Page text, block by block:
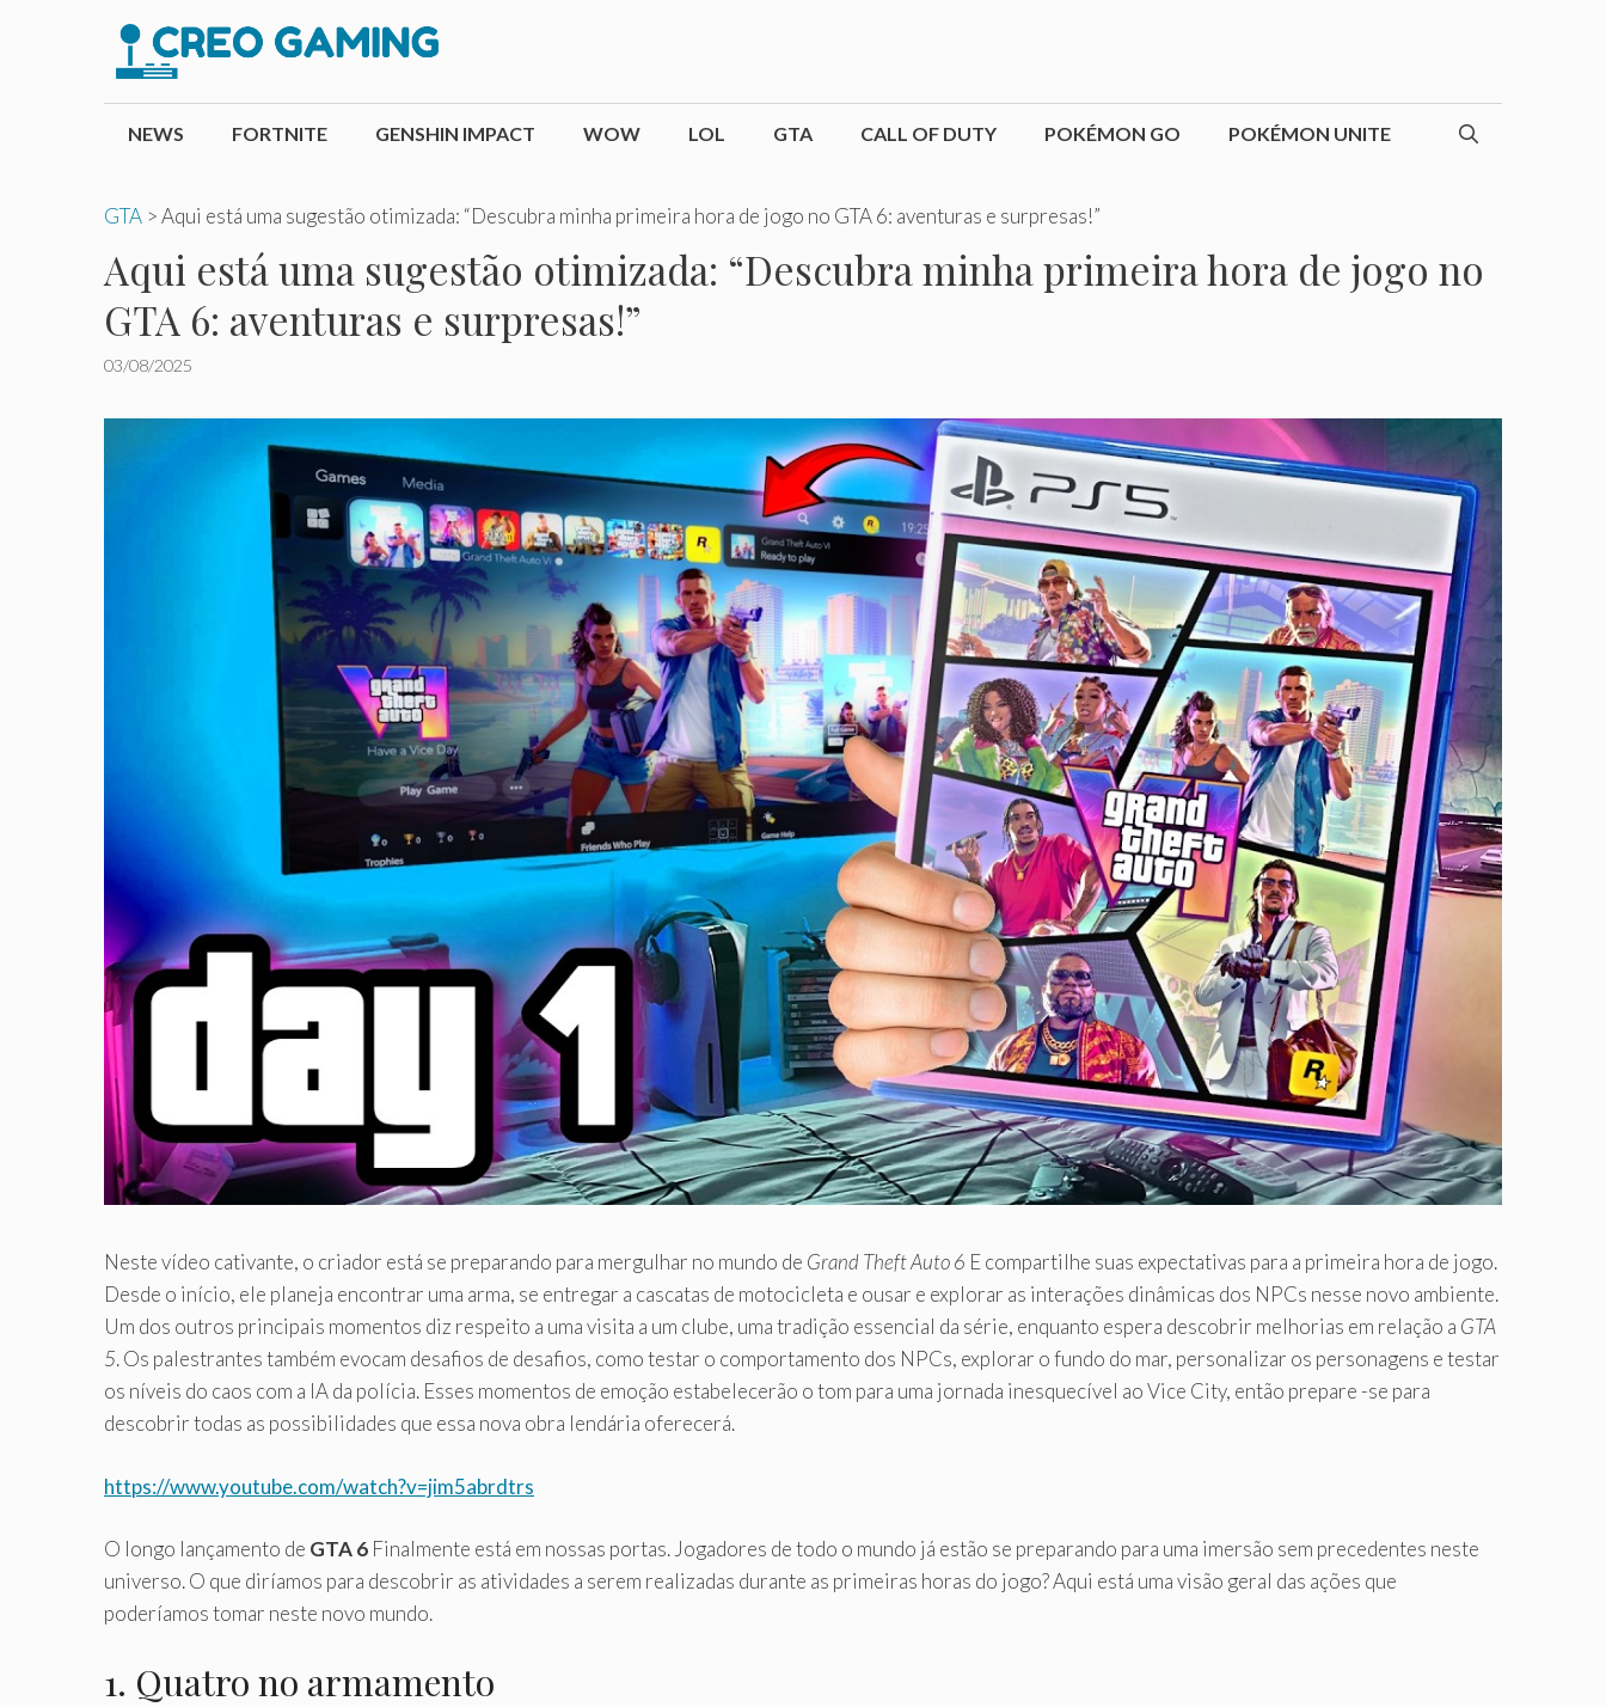
conteúdo
NEWS FORTNITE GENSHIN IMPACT WOW LOL GTA CALL OF DUTY POKÉMON GO POKÉMON UNITE
GTA >Aqui está uma sugestão otimizada: “Descubra minha primeira hora de jogo no GTA 6: aventuras e surpresas!”
Aqui está uma sugestão otimizada: “Descubra minha primeira hora de jogo no
GTA 6: aventuras e surpresas!”
03/08/2025
Neste vídeo cativante, o criador está se preparando para mergulhar no mundo de Grand Theft Auto 6 E compartilhe suas expectativas para a primeira hora de jogo.
Desde o início, ele planeja encontrar uma arma, se entregar a cascatas de motocicleta e ousar e explorar as interações dinâmicas dos NPCs nesse novo ambiente.
Um dos outros principais momentos diz respeito a uma visita a um clube, uma tradição essencial da série, enquanto espera descobrir melhorias em relação a GTA
5. Os palestrantes também evocam desafios de desafios, como testar o comportamento dos NPCs, explorar o fundo do mar, personalizar os personagens e testar
os níveis do caos com a IA da polícia. Esses momentos de emoção estabelecerão o tom para uma jornada inesquecível ao Vice City, então prepare -se para
descobrir todas as possibilidades que essa nova obra lendária oferecerá.
https://www.youtube.com/watch?v=jim5abrdtrs
O longo lançamento de GTA 6 Finalmente está em nossas portas. Jogadores de todo o mundo já estão se preparando para uma imersão sem precedentes neste
universo. O que diríamos para descobrir as atividades a serem realizadas durante as primeiras horas do jogo? Aqui está uma visão geral das ações que
poderíamos tomar neste novo mundo.
1. Quatro no armamento